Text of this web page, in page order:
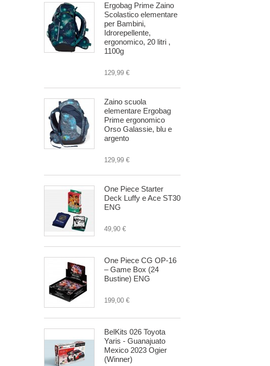
Ergobag Prime Zaino
Scolastico elementare
per Bambini,
Idrorepellente,
ergonomico, 20 litri ,
1100g
129,99 €
Zaino scuola
elementare Ergobag
Prime ergonomico
Orso Galassie, blu e
argento
129,99 €
One Piece Starter
Deck Luffy e Ace ST30
ENG
49,90 €
One Piece CG OP-16
– Game Box (24
Bustine) ENG
199,00 €
BelKits 026 Toyota
Yaris - Guanajuato
Mexico 2023 Ogier
(Winner)